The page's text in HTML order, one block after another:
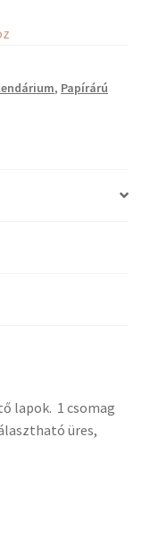
, Papírárú
lapok. 1 csomag
üres,